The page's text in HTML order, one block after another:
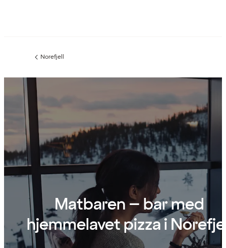
Forrige
:
Norefjell
Matbaren – bar med
hjemmelavet pizza i